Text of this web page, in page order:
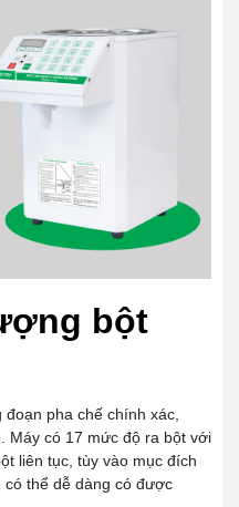
bột
pha chế chính xác,
Máy có 17 mức độ ra bột với
liên tục, tùy vào mục đích
thể dễ dàng có được